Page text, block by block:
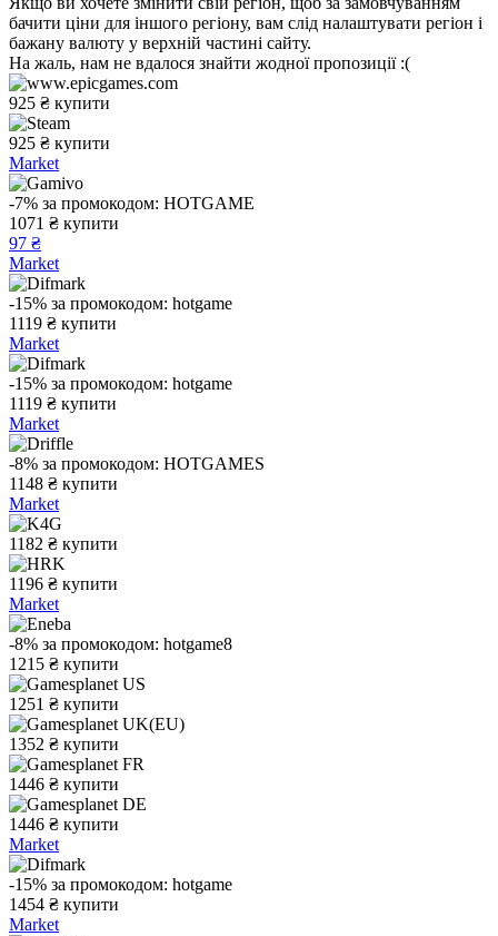
бачити ціни для іншого регіону, вам слід налаштувати регіон і
бажану валюту у верхній частині сайту.
На жаль, нам не вдалося знайти жодної пропозиції :(
925 ₴ купити
925 ₴ купити
Market
-7% за промокодом: HOTGAME
1071 ₴ купити
97 ₴
Market
-15% за промокодом: hotgame
1119 ₴ купити
Market
-15% за промокодом: hotgame
1119 ₴ купити
Market
-8% за промокодом: HOTGAMES
1148 ₴ купити
Market
1182 ₴ купити
1196 ₴ купити
Market
-8% за промокодом: hotgame8
1215 ₴ купити
1251 ₴ купити
1352 ₴ купити
1446 ₴ купити
1446 ₴ купити
Market
-15% за промокодом: hotgame
1454 ₴ купити
Market